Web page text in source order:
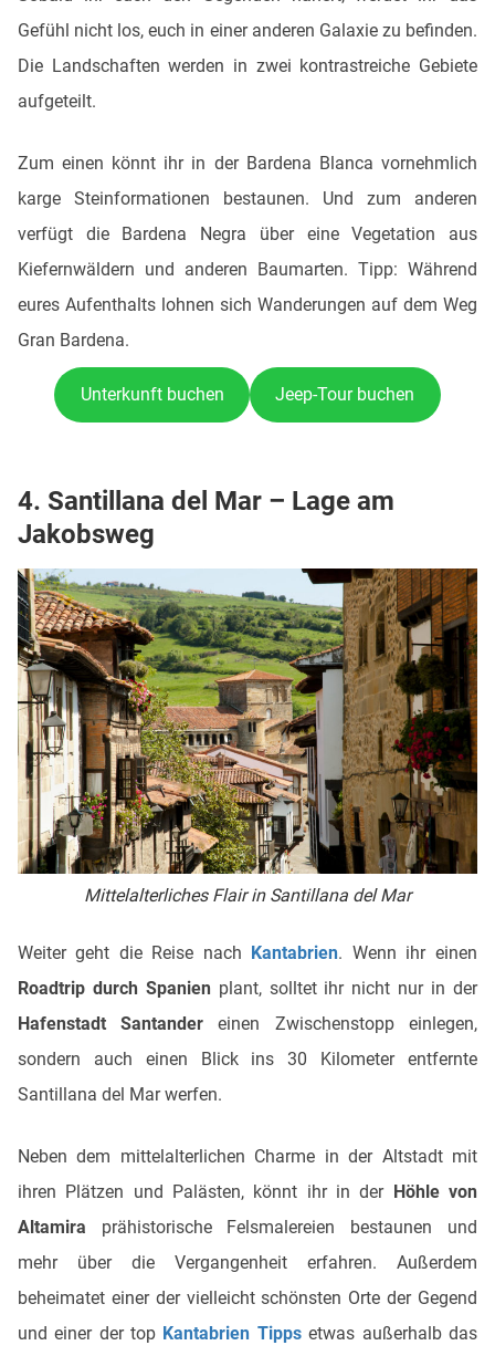
Gefühl nicht los, euch in einer anderen Galaxie zu befinden.
Die Landschaften werden in zwei kontrastreiche Gebiete
aufgeteilt.
Zum einen könnt ihr in der Bardena Blanca vornehmlich
karge Steinformationen bestaunen. Und zum anderen
verfügt die Bardena Negra über eine Vegetation aus
Kiefernwäldern und anderen Baumarten. Tipp: Während
eures Aufenthalts lohnen sich Wanderungen auf dem Weg
Gran Bardena.
Unterkunft buchen Jeep-Tour buchen
4. Santillana del Mar – Lage am
Jakobsweg
Mittelalterliches Flair in Santillana del Mar
Weiter geht die Reise nach Kantabrien. Wenn ihr einen
Roadtrip durch Spanienplant, solltet ihr nicht nur in der
Hafenstadt Santander einen Zwischenstopp einlegen,
sondern auch einen Blick ins 30 Kilometer entfernte
Santillana del Mar werfen.
Neben dem mittelalterlichen Charme in der Altstadt mit
ihren Plätzen und Palästen, könnt ihr in der Höhle von
Altamira prähistorische Felsmalereien bestaunen und
mehr über die Vergangenheit erfahren. Außerdem
beheimatet einer der vielleicht schönsten Orte der Gegend
und einer der top Kantabrien Tippsetwas außerhalb das